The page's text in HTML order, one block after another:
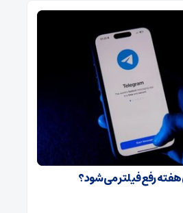
هفته رفع فیلتر می‌شود؟